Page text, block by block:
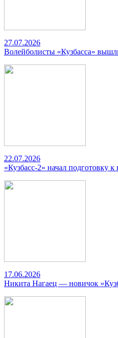
27.07.2026
Волейболисты «Кузбасса»
22.07.2026
«Кузбасс-2» начал подготовку
17.06.2026
Никита Нагаец — новичок